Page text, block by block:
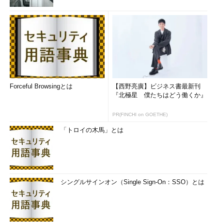
Forceful Browsingとは
【西野亮廣】ビジネス書最新刊
『北極星 僕たちはどう働くか』
PR(FINCHI on GOETHE)
「トロイの木馬」とは
シングルサインオン（Single Sign-On：SSO）とは